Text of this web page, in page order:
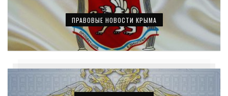
ПРАВОВЫЕ НОВОСТИ КРЫМА